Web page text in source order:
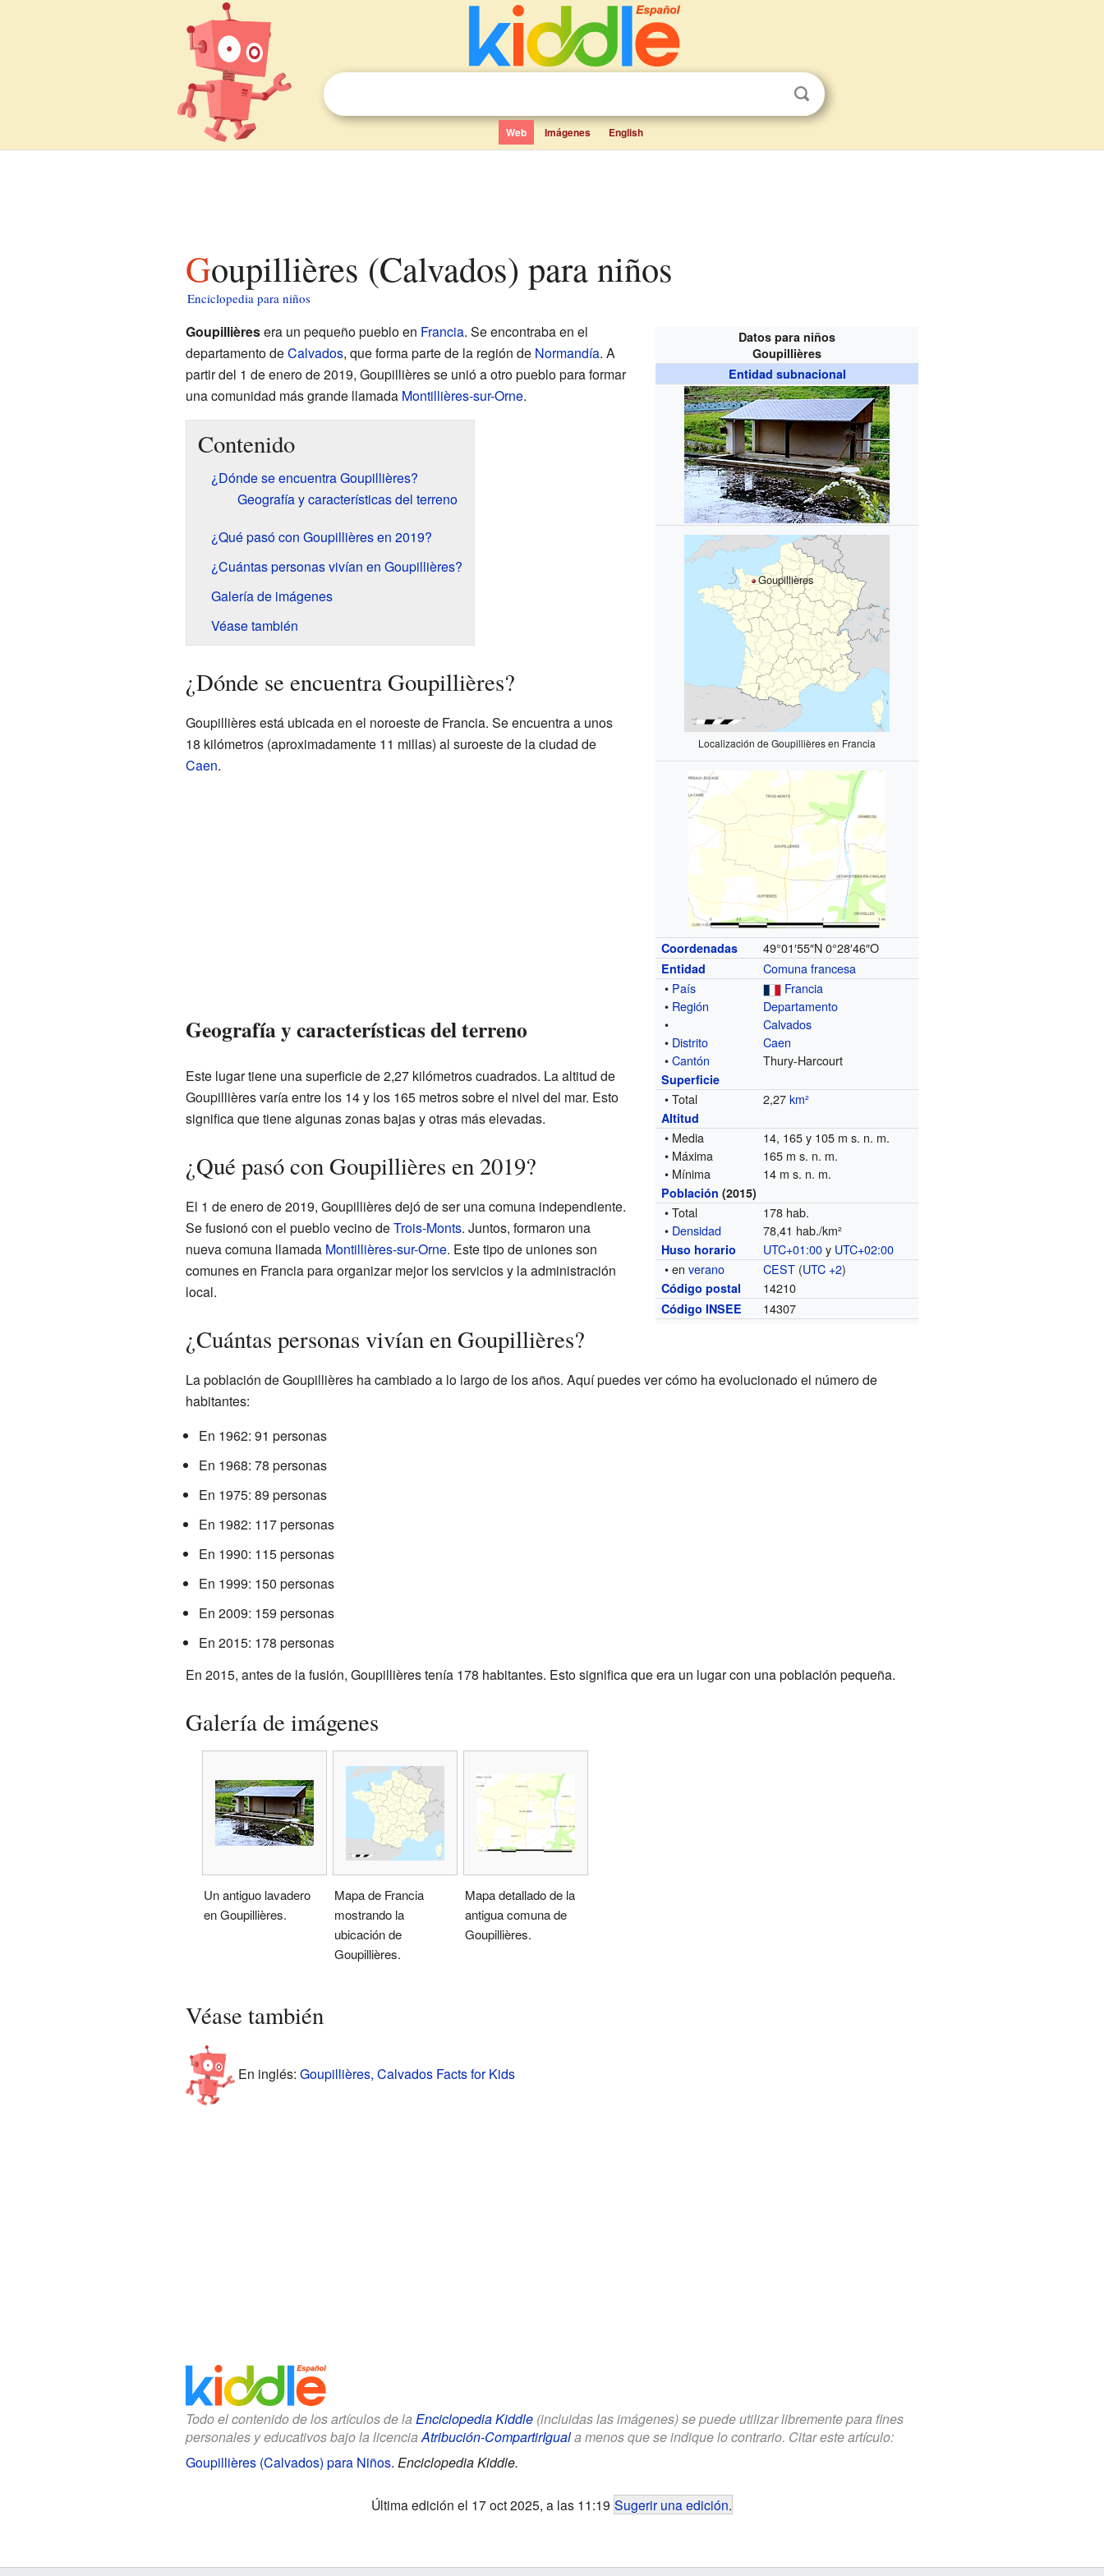
Web Imágenes English
Goupillières (Calvados) para niños
Enciclopedia para niños
Datos para niños
Goupillières
Entidad subnacional
Goupillières
Localización de Goupillières en Francia
Coordenadas 49°01′55″N 0°28′46″O
Entidad
Comuna francesa
• País
Francia
• Región
Departamento
•
Calvados
• Distrito
Caen
•Cantón Thury-Harcourt
Superficie
• Total 2,27km²
Altitud
• Media
14, 165 y 105 m s. n. m.
• Máxima
165 m s. n. m.
• Mínima
14 m s. n. m.
Población (2015)
• Total
178 hab.
• Densidad 78,41 hab./km²
Huso horario UTC+01:00y UTC+02:00
• enverano CEST (UTC +2)
Código postal 14210
Código INSEE 14307
Goupillièresera un pequeño pueblo en Francia. Se encontraba en el
departamento deCalvados, que forma parte de la región de Normandía. A
partir del 1 de enero de 2019, Goupillières se unió a otro pueblo para formar
una comunidad más grande llamada Montillières-sur-Orne.
Contenido
¿Dónde se encuentra Goupillières?
Geografía y características del terreno
¿Qué pasó con Goupillières en 2019?
¿Cuántas personas vivían en Goupillières?
Galería de imágenes
Véase también
¿Dónde se encuentra Goupillières?
Goupillières está ubicada en el noroeste de Francia. Se encuentra a unos
18 kilómetros (aproximadamente 11 millas) al suroeste de la ciudad de
Caen.
Geografía y características del terreno
Este lugar tiene una superficie de 2,27 kilómetros cuadrados. La altitud de
Goupillières varía entre los 14 y los 165 metros sobre el nivel del mar. Esto
significa que tiene algunas zonas bajas y otras más elevadas.
¿Qué pasó con Goupillières en 2019?
El 1 de enero de 2019, Goupillières dejó de ser una comuna independiente.
Se fusionó con el pueblo vecino deTrois-Monts. Juntos, formaron una
nueva comuna llamada Montillières-sur-Orne. Este tipo de uniones son
comunes en Francia para organizar mejor los servicios y la administración
local.
¿Cuántas personas vivían en Goupillières?
La población de Goupillières ha cambiado a lo largo de los años. Aquí puedes ver cómo ha evolucionado el número de
habitantes:
En 1962: 91 personas
En 1968: 78 personas
En 1975: 89 personas
En 1982: 117 personas
En 1990: 115 personas
En 1999: 150 personas
En 2009: 159 personas
En 2015: 178 personas
En 2015, antes de la fusión, Goupillières tenía 178 habitantes. Esto significa que era un lugar con una población pequeña.
Galería de imágenes
Un antiguo lavadero
en Goupillières.
Mapa de Francia
mostrando la
ubicación de
Goupillières.
Mapa detallado de la
antigua comuna de
Goupillières.
Véase también
En inglés: Goupillières, Calvados Facts for Kids
Todo el contenido de los artículos de la Enciclopedia Kiddle(incluidas las imágenes) se puede utilizar libremente para fines
personales y educativos bajo la licencia Atribución-CompartirIguala menos que se indique lo contrario. Citar este artículo:
Goupillières (Calvados) para Niños. Enciclopedia Kiddle.
Última edición el 17 oct 2025, a las 11:19 Sugerir una edición.